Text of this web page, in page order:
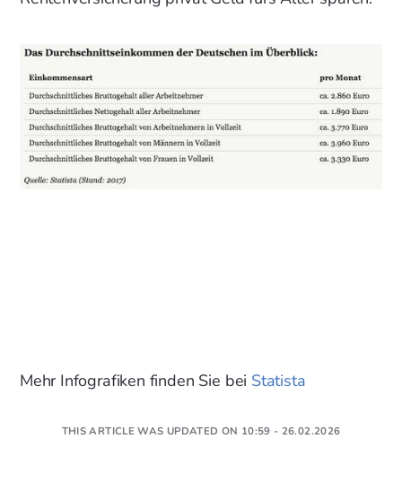
Mehr Infografiken finden Sie bei Statista
THIS ARTICLE WAS UPDATED ON 10:59 - 26.02.2026